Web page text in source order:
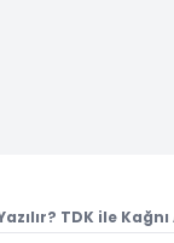
TDK ile